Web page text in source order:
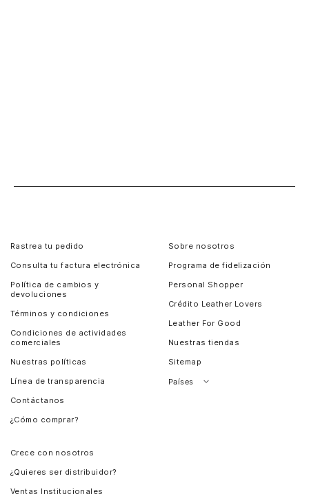
Rastrea tu pedido
Consulta tu factura electrónica
Política de cambios y
devoluciones
Términos y condiciones
Condiciones de actividades
comerciales
Nuestras políticas
Línea de transparencia
Contáctanos
¿Cómo comprar?
Sobre nosotros
Programa de fidelización
Personal Shopper
Crédito Leather Lovers
Leather For Good
Nuestras tiendas
Sitemap
Países
Crece con nosotros
¿Quieres ser distribuidor?
Ventas Institucionales